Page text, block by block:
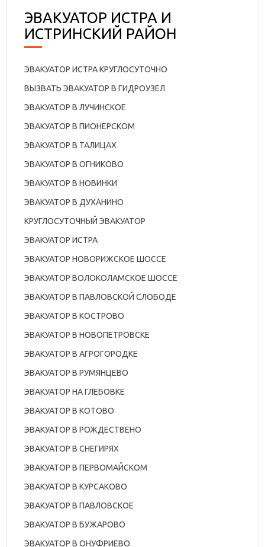
ЭВАКУАТОР ИСТРА И
ИСТРИНСКИЙ РАЙОН
ЭВАКУАТОР ИСТРА КРУГЛОСУТОЧНО
ВЫЗВАТЬ ЭВАКУАТОР В ГИДРОУЗЕЛ
ЭВАКУАТОР В ЛУЧИНСКОЕ
ЭВАКУАТОР В ПИОНЕРСКОМ
ЭВАКУАТОР В ТАЛИЦАХ
ЭВАКУАТОР В ОГНИКОВО
ЭВАКУАТОР В НОВИНКИ
ЭВАКУАТОР В ДУХАНИНО
КРУГЛОСУТОЧНЫЙ ЭВАКУАТОР
ЭВАКУАТОР ИСТРА
ЭВАКУАТОР НОВОРИЖСКОЕ ШОССЕ
ЭВАКУАТОР ВОЛОКОЛАМСКОЕ ШОССЕ
ЭВАКУАТОР В ПАВЛОВСКОЙ СЛОБОДЕ
ЭВАКУАТОР В КОСТРОВО
ЭВАКУАТОР В НОВОПЕТРОВСКЕ
ЭВАКУАТОР В АГРОГОРОДКЕ
ЭВАКУАТОР В РУМЯНЦЕВО
ЭВАКУАТОР НА ГЛЕБОВКЕ
ЭВАКУАТОР В КОТОВО
ЭВАКУАТОР В РОЖДЕСТВЕНО
ЭВАКУАТОР В СНЕГИРЯХ
ЭВАКУАТОР В ПЕРВОМАЙСКОМ
ЭВАКУАТОР В КУРСАКОВО
ЭВАКУАТОР В ПАВЛОВСКОЕ
ЭВАКУАТОР В БУЖАРОВО
ЭВАКУАТОР В ОНУФРИЕВО